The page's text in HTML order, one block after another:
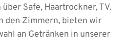
Safe, Haartrockner, TV.
den Zimmern, bieten wir
an Getränken in unserer